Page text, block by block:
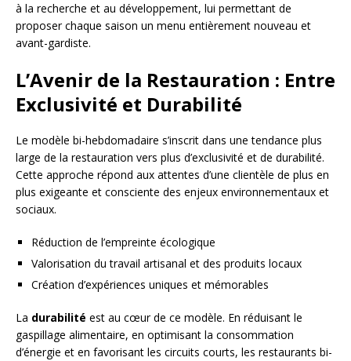
à la recherche et au développement, lui permettant de
proposer chaque saison un menu entièrement nouveau et
avant-gardiste.
L’Avenir de la Restauration : Entre
Exclusivité et Durabilité
Le modèle bi-hebdomadaire s’inscrit dans une tendance plus
large de la restauration vers plus d’exclusivité et de durabilité.
Cette approche répond aux attentes d’une clientèle de plus en
plus exigeante et consciente des enjeux environnementaux et
sociaux.
Réduction de l’empreinte écologique
Valorisation du travail artisanal et des produits locaux
Création d’expériences uniques et mémorables
La durabilité est au cœur de ce modèle. En réduisant le
gaspillage alimentaire, en optimisant la consommation
d’énergie et en favorisant les circuits courts, les restaurants bi-